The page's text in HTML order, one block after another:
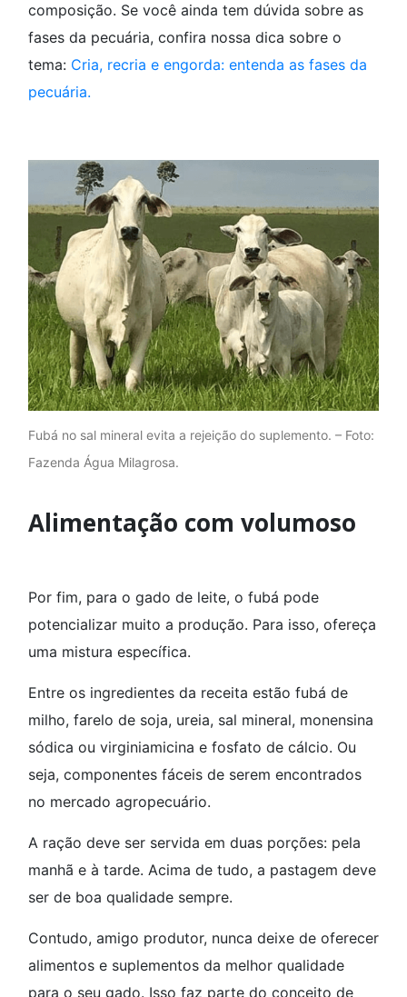
composição. Se você ainda tem dúvida sobre as
fases da pecuária, confira nossa dica sobre o
tema: Cria, recria e engorda: entenda as fases da
pecuária.
Fubá no sal mineral evita a rejeição do suplemento. – Foto:
Fazenda Água Milagrosa.
Alimentação com volumoso
Por fim, para o gado de leite, o fubá pode
potencializar muito a produção. Para isso, ofereça
uma mistura específica.
Entre os ingredientes da receita estão fubá de
milho, farelo de soja, ureia, sal mineral, monensina
sódica ou virginiamicina e fosfato de cálcio. Ou
seja, componentes fáceis de serem encontrados
no mercado agropecuário.
A ração deve ser servida em duas porções: pela
manhã e à tarde. Acima de tudo, a pastagem deve
ser de boa qualidade sempre.
Contudo, amigo produtor, nunca deixe de oferecer
alimentos e suplementos da melhor qualidade
para o seu gado. Isso faz parte do conceito de